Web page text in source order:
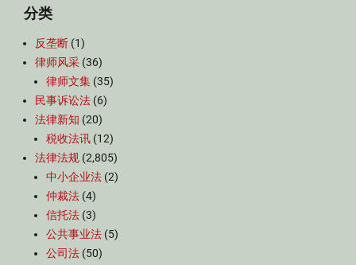
分类
反垄断 (1)
律师风采 (36)
律师文集 (35)
民事诉讼法 (6)
法律新知 (20)
税收法讯 (12)
法律法规 (2,805)
中小企业法 (2)
仲裁法 (4)
信托法 (3)
公共事业法 (5)
公司法 (50)